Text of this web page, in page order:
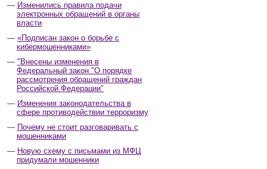
Изменились правила подачи
электронных обращений в органы
власти
«Подписан закон о борьбе с
кибермошенниками»
"Внесены изменения в
Федеральный закон "О порядке
рассмотрения обращений граждан
Российской Федерации"
Изменения законодательства в
сфере противодействии терроризму
Почему не стоит разговаривать с
мошенниками
Новую схему с письмами из МФЦ
придумали мошенники